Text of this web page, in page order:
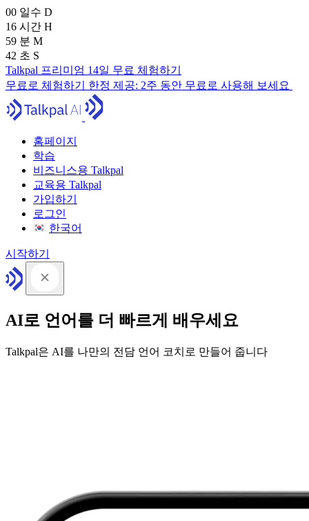
00 일수 D
16 시간 H
59 분 M
42 초 S
Talkpal 프리미엄 14일 무료 체험하기
무료로 체험하기 한정 제공: 2주 동안 무료로 사용해 보세요
홈페이지
학습
비즈니스용 Talkpal
교육용 Talkpal
가입하기
로그인
한국어
시작하기
AI로 언어를 더 빠르게 배우세요
Talkpal은 AI를 나만의 전담 언어 코치로 만들어 줍니다